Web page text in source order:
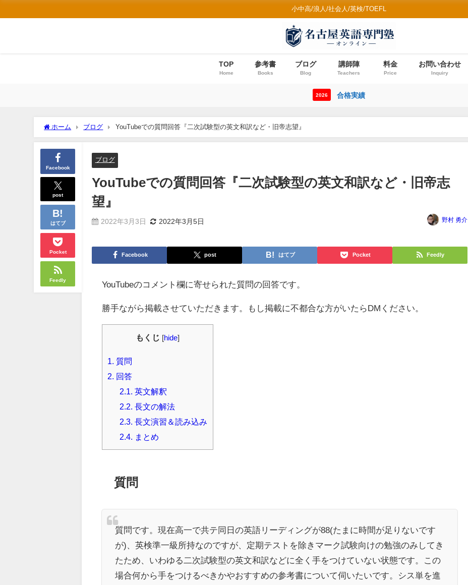
小中高/浪人/社会人/英検/TOEFL
TOP
Home
参考書
Books
ブログ
Blog
講師陣
Teachers
料金
Price
お問い合わせ
Inquiry
2026 合格実績
ホーム ブログ YouTubeでの質問回答『二次試験型の英文和訳など・旧帝志望』
Facebook
post
はてブ
Pocket
Feedly
ブログ
YouTubeでの質問回答『二次試験型の英文和訳など・旧帝志
望』
2022年3月3日 2022年3月5日 野村 勇介
Facebook post はてブ Pocket Feedly
YouTubeのコメント欄に寄せられた質問の回答です。
勝手ながら掲載させていただきます。もし掲載に不都合な方がいたらDMください。
もくじ [hide]
1.
質問
2.
回答
2.1.
英文解釈
2.2. 長文の解法
2.3. 長文演習＆読み込み
2.4.
まとめ
質問
質問です。現在高一で共テ同日の英語リーディングが88(たまに時間が足りないです
が)、英検準一級所持なのですが、定期テストを除きマーク試験向けの勉強のみしてき
たため、いわゆる二次試験型の英文和訳などに全く手をつけていない状態です。この
場合何から手をつけるべきかやおすすめの参考書について伺いたいです。シス単を進